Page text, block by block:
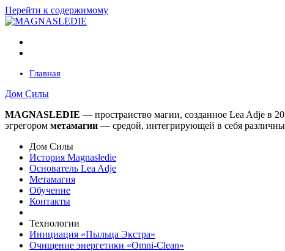
Перейти к содержимому
Главная
Дом Силы
MAGNASLEDIE — пространство магии, созданное Lea Adje в
эгрегором метамагии — средой, интегрирующей в себя
Дом Силы
История Magnasledie
Основатель Lea Adje
Метамагия
Обучение
Контакты
Технологии
Инициация «Пыльца Экстра»
Очищение энергетики «Omni-Clean»